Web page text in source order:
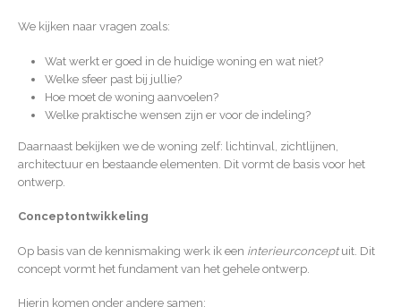
We kijken naar vragen zoals:
Wat werkt er goed in de huidige woning en wat niet?
Welke sfeer past bij jullie?
Hoe moet de woning aanvoelen?
Welke praktische wensen zijn er voor de indeling?
Daarnaast bekijken we de woning zelf: lichtinval, zichtlijnen,
architectuur en bestaande elementen. Dit vormt de basis voor het
ontwerp.
Conceptontwikkeling
Op basis van de kennismaking werk ik een interieurconceptuit. Dit
concept vormt het fundament van het gehele ontwerp.
Hierin komen onder andere samen: